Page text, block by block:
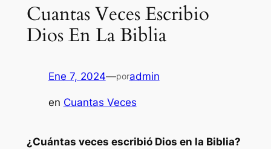
Cuantas Veces Escribio
Dios En La Biblia
Ene 7, 2024—poradmin
en Cuantas Veces
¿Cuántas veces escribió Dios en la Biblia?